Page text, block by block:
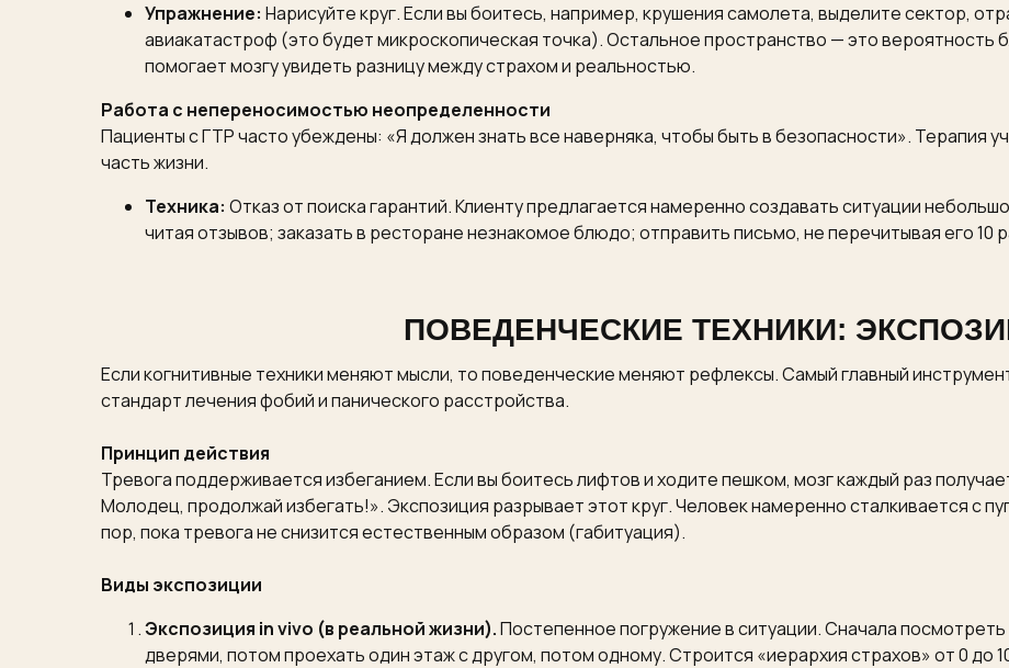
Упражнение: Нарисуйте круг. Если вы боитесь, например, крушения самолета, выделите сектор,
авиакатастроф (это будет микроскопическая точка). Остальное пространство — это вероятность
помогает мозгу увидеть разницу между страхом и реальностью.
Работа с непереносимостью неопределенности
Пациенты с ГТР часто убеждены: «Я должен знать все наверняка, чтобы быть в безопасности». Терапия
часть жизни.
Техника: Отказ от поиска гарантий. Клиенту предлагается намеренно создавать ситуации
читая отзывов; заказать в ресторане незнакомое блюдо; отправить письмо, не перечитывая его 10
ПОВЕДЕНЧЕСКИЕ ТЕХНИКИ:
Если когнитивные техники меняют мысли, то поведенческие меняют рефлексы. Самый главный
стандарт лечения фобий и панического расстройства.
Принцип действия
Тревога поддерживается избеганием. Если вы боитесь лифтов и ходите пешком, мозг каждый раз
Молодец, продолжай избегать!». Экспозиция разрывает этот круг. Человек намеренно сталкивается с
пор, пока тревога не снизится естественным образом (габитуация).
Виды экспозиции
Экспозиция in vivo (в реальной жизни).Постепенное погружение в ситуации. Сначала
дверями, потом проехать один этаж с другом, потом одному. Строится «иерархия страхов» от 0 до